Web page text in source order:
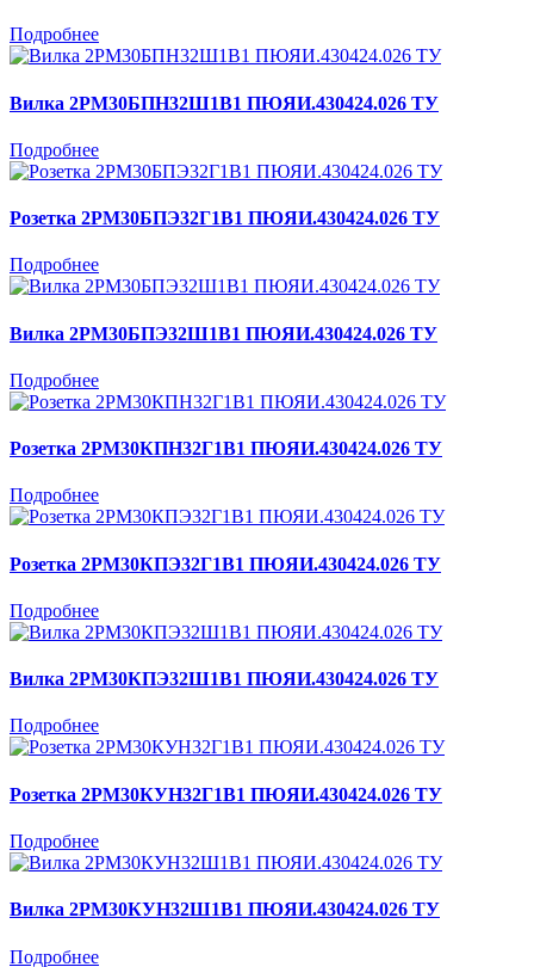
Подробнее
Вилка 2РМ30БПН32Ш1В1 ПЮЯИ.430424.026 ТУ
Подробнее
Розетка 2РМ30БПЭ32Г1В1 ПЮЯИ.430424.026 ТУ
Подробнее
Вилка 2РМ30БПЭ32Ш1В1 ПЮЯИ.430424.026 ТУ
Подробнее
Розетка 2РМ30КПН32Г1В1 ПЮЯИ.430424.026 ТУ
Подробнее
Розетка 2РМ30КПЭ32Г1В1 ПЮЯИ.430424.026 ТУ
Подробнее
Вилка 2РМ30КПЭ32Ш1В1 ПЮЯИ.430424.026 ТУ
Подробнее
Розетка 2РМ30КУН32Г1В1 ПЮЯИ.430424.026 ТУ
Подробнее
Вилка 2РМ30КУН32Ш1В1 ПЮЯИ.430424.026 ТУ
Подробнее